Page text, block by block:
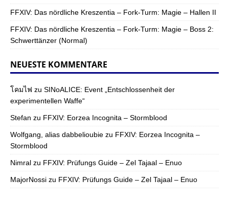
FFXIV: Das nördliche Kreszentia – Fork-Turm: Magie – Hallen II
FFXIV: Das nördliche Kreszentia – Fork-Turm: Magie – Boss 2:
Schwerttänzer (Normal)
NEUESTE KOMMENTARE
โคมไฟ zu SINoALICE: Event „Entschlossenheit der
experimentellen Waffe“
Stefan zu FFXIV: Eorzea Incognita – Stormblood
Wolfgang, alias dabbelioubie zu FFXIV: Eorzea Incognita –
Stormblood
Nimral zu FFXIV: Prüfungs Guide – Zel Tajaal – Enuo
MajorNossi zu FFXIV: Prüfungs Guide – Zel Tajaal – Enuo